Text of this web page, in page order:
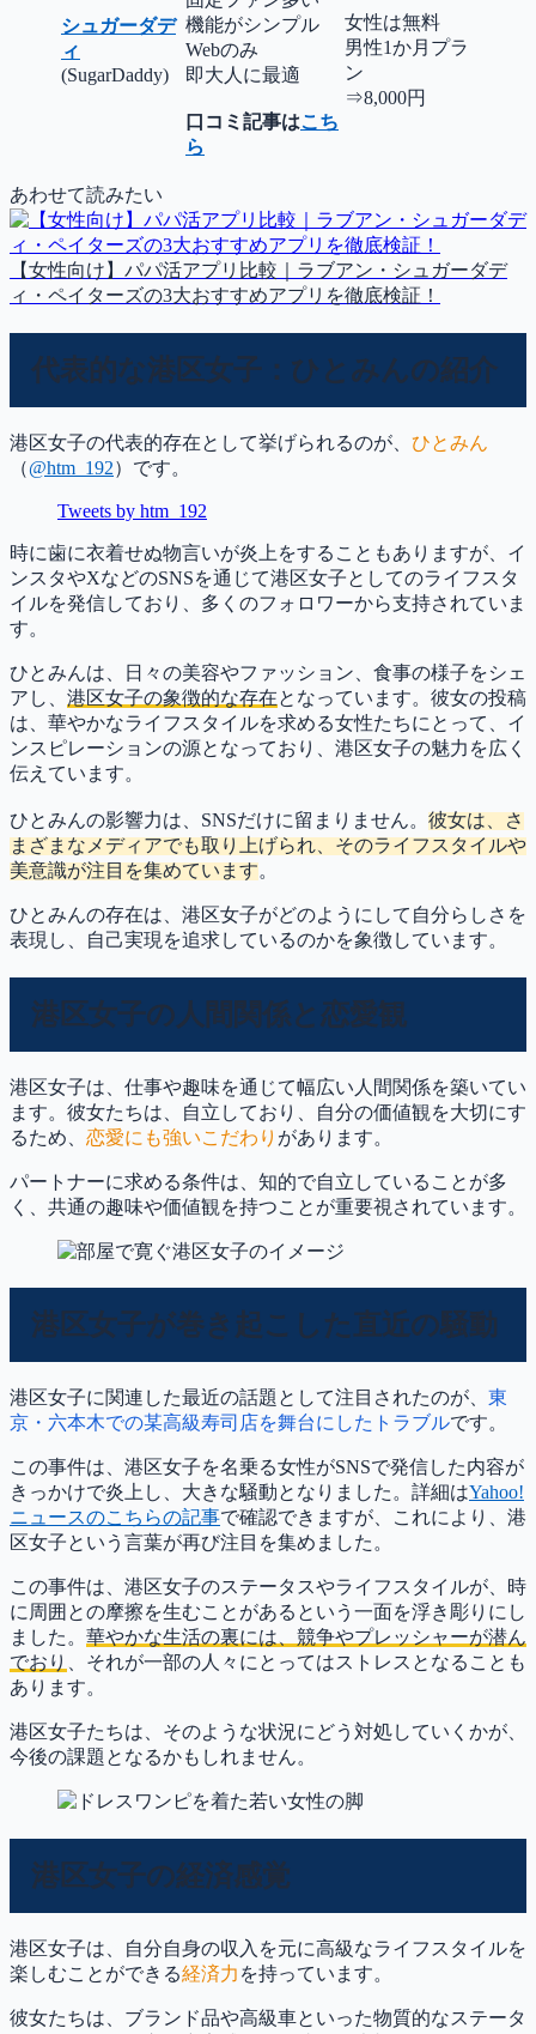
シュガーダデ
ィ
(SugarDaddy)
機能がシンプル
Webのみ
即大人に最適
口コミ記事はこち
ら
女性は無料
男性1か月プラ
ン
⇒8,000円
あわせて読みたい
【女性向け】パパ活アプリ比較｜ラブアン・シュガーダデ
ィ・ペイターズの3大おすすめアプリを徹底検証！
代表的な港区女子：ひとみんの紹介
港区女子の代表的存在として挙げられるのが、 ひとみん
（@htm_192）です。
Tweets by htm_192
時に歯に衣着せぬ物言いが炎上をすることもありますが、イ
ンスタやXなどのSNSを通じて港区女子としてのライフスタ
イルを発信しており、多くのフォロワーから支持されていま
す。
ひとみんは、日々の美容やファッション、食事の様子をシェ
アし、 港区女子の象徴的な存在となっています。彼女の投稿
は、華やかなライフスタイルを求める女性たちにとって、イ
ンスピレーションの源となっており、港区女子の魅力を広く
伝えています。
ひとみんの影響力は、SNSだけに留まりません。 彼女は、さ
まざまなメディアでも取り上げられ、そのライフスタイルや
美意識が注目を集めています。
ひとみんの存在は、港区女子がどのようにして自分らしさを
表現し、自己実現を追求しているのかを象徴しています。
港区女子の人間関係と恋愛観
港区女子は、仕事や趣味を通じて幅広い人間関係を築いてい
ます。彼女たちは、自立しており、自分の価値観を大切にす
るため、 恋愛にも強いこだわり があります。
パートナーに求める条件は、知的で自立していることが多
く、共通の趣味や価値観を持つことが重要視されています。
港区女子が巻き起こした直近の騒動
港区女子に関連した最近の話題として注目されたのが、 東
京・六本木での某高級寿司店を舞台にしたトラブルです。
この事件は、港区女子を名乗る女性がSNSで発信した内容が
きっかけで炎上し、大きな騒動となりました。詳細はYahoo!
ニュースのこちらの記事で確認できますが、これにより、港
区女子という言葉が再び注目を集めました。
この事件は、港区女子のステータスやライフスタイルが、時
に周囲との摩擦を生むことがあるという一面を浮き彫りにし
ました。 華やかな生活の裏には、競争やプレッシャーが潜ん
でおり
、それが一部の人々にとってはストレスとなることも
あります。
港区女子たちは、そのような状況にどう対処していくかが、
今後の課題となるかもしれません。
港区女子の経済感覚
港区女子は、自分自身の収入を元に高級なライフスタイルを
楽しむことができる経済力 を持っています。
彼女たちは、ブランド品や高級車といった物質的なステータ